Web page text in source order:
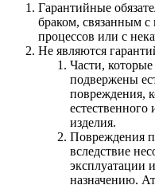
Гарантийные
браком, связанным
процессов или с
Не являются
Части,
подвержены
повреждения,
естественного
изделия.
Повреждения
вследствие
эксплуатации
назначению.